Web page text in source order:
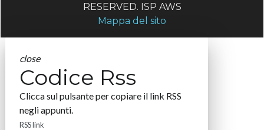
RESERVED. ISP AWS
Mappa del sito
close
Codice Rss
Clicca sul pulsante per copiare il link RSS
negli appunti.
RSS link